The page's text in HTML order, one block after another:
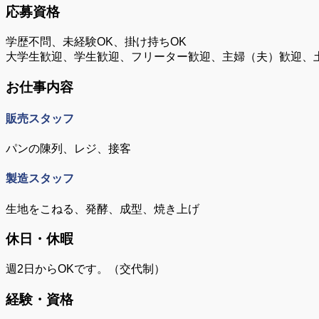
応募資格
学歴不問、未経験OK、掛け持ちOK
大学生歓迎、学生歓迎、フリーター歓迎、主婦（夫）歓迎、
お仕事内容
販売スタッフ
パンの陳列、レジ、接客
製造スタッフ
生地をこねる、発酵、成型、焼き上げ
休日・休暇
週2日からOKです。（交代制）
経験・資格